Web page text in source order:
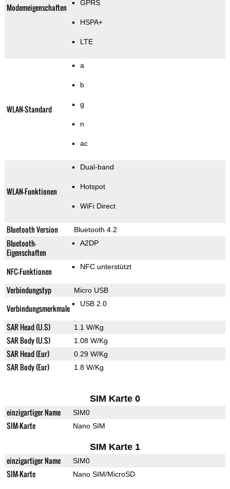
Modemeigenschaften GPRS
HSPA+
LTE
WLAN-Standard
a
b
g
n
ac
WLAN-Funktionen
Dual-band
Hotspot
WiFi Direct
Bluetooth Version Bluetooth 4.2
Bluetooth-
Eigenschaften
A2DP
NFC-Funktionen NFC unterstützt
Verbindungstyp Micro USB
Verbindungsmerkmale USB 2.0
SAR Head (U.S) 1.1 W/Kg
SAR Body (U.S) 1.08 W/Kg
SAR Head (Eur) 0.29 W/Kg
SAR Body (Eur) 1.8 W/Kg
SIM Karte 0
einzigartiger Name SIM0
SIM-Karte Nano SIM
SIM Karte 1
einzigartiger Name SIM0
SIM-Karte Nano SIM/MicroSD